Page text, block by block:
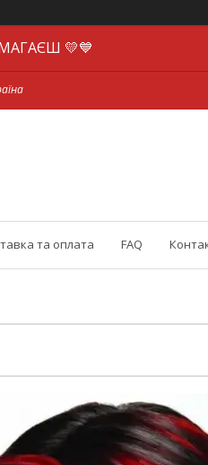
💛💙
та оплата FAQ